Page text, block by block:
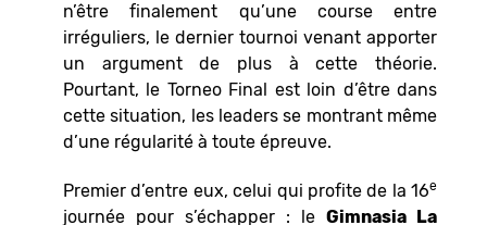
n’être finalement qu’une course entre
irréguliers, le dernier tournoi venant apporter
un argument de plus à cette théorie.
Pourtant, le Torneo Final est loin d’être dans
cette situation, les leaders se montrant même
d’une régularité à toute épreuve.
Premier d’entre eux, celui qui profite de la 16e
journée pour s’échapper : le Gimnasia La